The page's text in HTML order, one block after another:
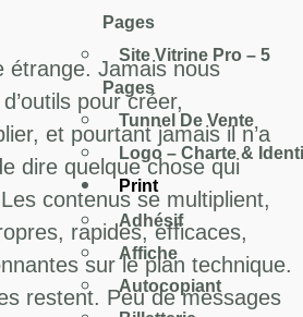
Pages
Site Vitrine Pro – 5
Pages
Tunnel De Vente
Logo – Charte &
Print
Adhésif
Affiche
Autocopiant
étrange. Jamais nous
pour créer,
et pourtant jamais il n’a
dire quelque chose qui
contenus se multiplient,
rapides, efficaces,
sur le plan technique.
restent. Peu de messages